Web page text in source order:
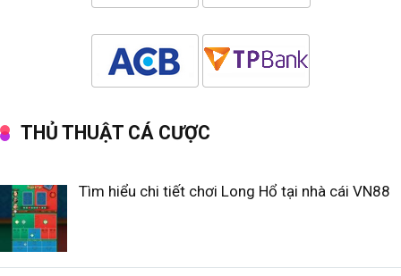
THỦ THUẬT CÁ CƯỢC
Tìm hiểu chi tiết chơi Long Hổ tại nhà cái VN88